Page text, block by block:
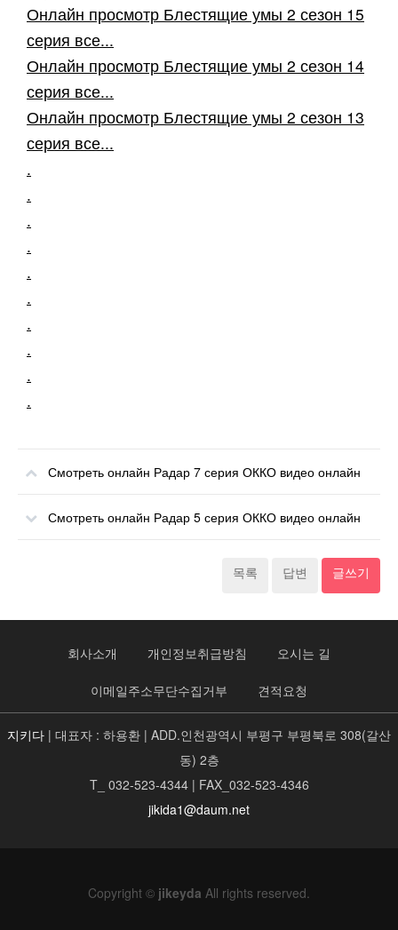
Онлайн просмотр Блестящие умы 2 сезон 15
серия все...
Онлайн просмотр Блестящие умы 2 сезон 14
серия все...
Онлайн просмотр Блестящие умы 2 сезон 13
серия все...
.
.
.
.
.
.
.
.
.
.
Смотреть онлайн Радар 7 серия ОККО видео онлайн
Смотреть онлайн Радар 5 серия ОККО видео онлайн
목록 답변 글쓰기
회사소개 개인정보취급방침 오시는 길
이메일주소무단수집거부 견적요청
지키다 | 대표자 : 하용환 | ADD.인천광역시 부평구 부평북로 308(갈산
동) 2층
T_ 032-523-4344 | FAX_032-523-4346
jikida1@daum.net
Copyright © jikeyda All rights reserved.